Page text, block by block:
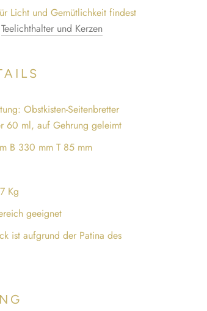
Licht und Gemütlichkeit findest
Teelichthalter und Kerzen
Obstkisten-Seitenbretter
60 ml, auf Gehrung geleimt
B 330 mm T 85 mm
Kg
geeignet
ist aufgrund der Patina des